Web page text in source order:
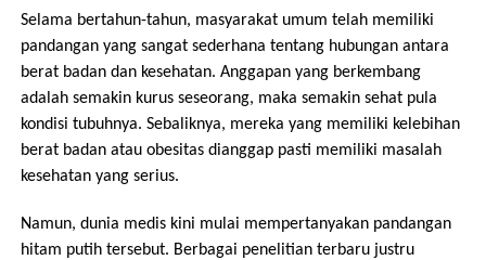
Selama bertahun-tahun, masyarakat umum telah memiliki
pandangan yang sangat sederhana tentang hubungan antara
berat badan dan kesehatan. Anggapan yang berkembang
adalah semakin kurus seseorang, maka semakin sehat pula
kondisi tubuhnya. Sebaliknya, mereka yang memiliki kelebihan
berat badan atau obesitas dianggap pasti memiliki masalah
kesehatan yang serius.
Namun, dunia medis kini mulai mempertanyakan pandangan
hitam putih tersebut. Berbagai penelitian terbaru justru